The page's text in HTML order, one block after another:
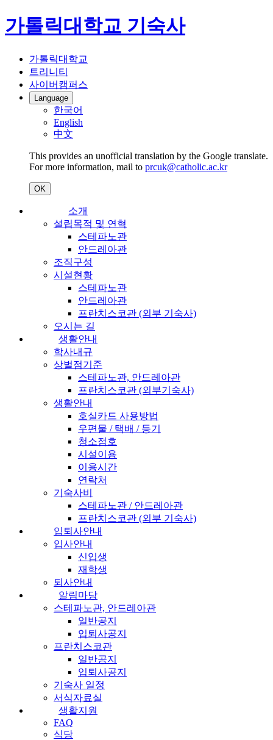
가톨릭대학교 기숙사
가톨릭대학교
트리니티
사이버캠퍼스
Language
한국어
English
中文
This provides an unofficial translation by the Google translate.
For more information, mail to prcuk@catholic.ac.kr
OK
소개
설립목적 및 연혁
스테파노관
안드레아관
조직구성
시설현황
스테파노관
안드레아관
프란치스코관 (외부 기숙사)
오시는 길
생활안내
학사내규
상벌점기준
스테파노관, 안드레아관
프란치스코관 (외부기숙사)
생활안내
호실카드 사용방법
우편물 / 택배 / 등기
청소점호
시설이용
이용시간
연락처
기숙사비
스테파노관 / 안드레아관
프란치스코관 (외부 기숙사)
입퇴사안내
입사안내
신입생
재학생
퇴사안내
알림마당
스테파노관, 안드레아관
일반공지
입퇴사공지
프란치스코관
일반공지
입퇴사공지
기숙사 일정
서식자료실
생활지원
FAQ
식당